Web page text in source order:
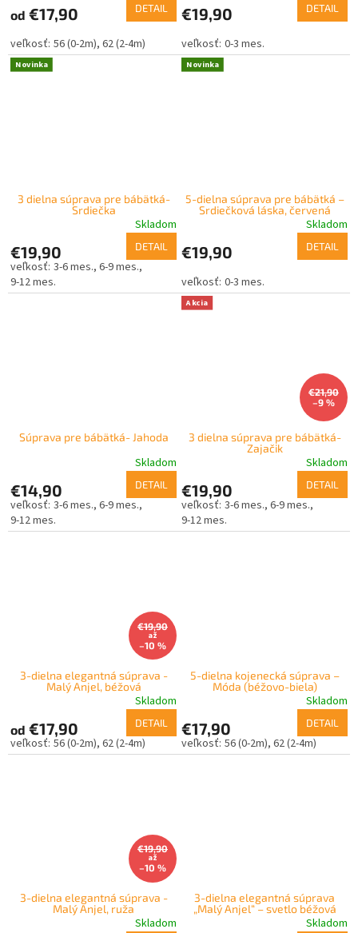
od €17,90 DETAIL
56 (0-2m) 62 (2-4m)
€19,90 DETAIL
0-3 mes.
Novinka
3 dielna súprava pre bábätká-
Srdiečka
Skladom
€19,90 DETAIL
3-6 mes. 6-9 mes.
9-12 mes.
Novinka
5-dielna súprava pre bábätká –
Srdiečková láska, červená
Skladom
€19,90 DETAIL
0-3 mes.
Súprava pre bábätká- Jahoda
Skladom
€14,90 DETAIL
3-6 mes. 6-9 mes.
9-12 mes.
Akcia
€21,90
–9 %
3 dielna súprava pre bábätká-
Zajačik
Skladom
€19,90 DETAIL
3-6 mes. 6-9 mes.
9-12 mes.
€19,90
až
–10 %
3-dielna elegantná súprava -
Malý Anjel, béžová
Skladom
od €17,90 DETAIL
56 (0-2m) 62 (2-4m)
5-dielna kojenecká súprava –
Móda (béžovo-biela)
Skladom
€17,90 DETAIL
56 (0-2m) 62 (2-4m)
€19,90
až
–10 %
3-dielna elegantná súprava -
Malý Anjel, ruža
Skladom
3-dielna elegantná súprava
„Malý Anjel“ – svetlo béžová
Skladom